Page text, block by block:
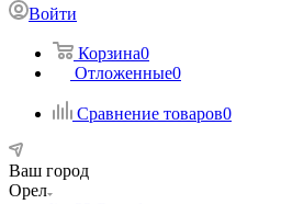
Войти
Корзина0
Отложенные0
Сравнение товаров0
Ваш город
Орел